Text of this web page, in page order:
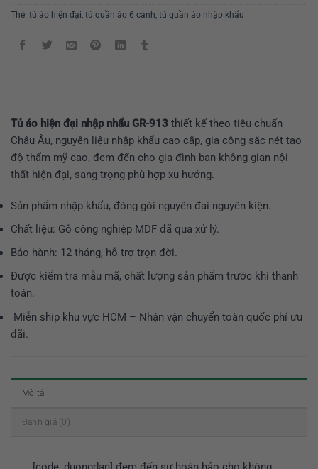
Thẻ: tủ áo hiện đại, tủ quần áo 6 cánh, tủ quần áo nhập khẩu
Tủ áo hiện đại nhập nhẩu GR-913 thiết kế theo tiêu chuẩn
Châu Âu, nguyên liệu nhập khẩu cao cấp, gia công sắc nét tạo
độ thẩm mỹ cao, đem đến cho gia đình bạn không gian nội
thất hiện đại, sang trọng phù hợp xu hướng.
Sản phẩm nhập khẩu, đóng gói nguyên đai nguyên kiện.
Chất liệu: Gỗ công nghiệp MDF đã qua xử lý.
Bảo hành: 12 tháng, hỗ trợ trọn đời.
Được kiểm tra mẫu mã, chất lượng sản phẩm trước khi thanh
toán.
Miễn ship khu vực HCM – Nhận vận chuyển toàn quốc phí ưu
đãi.
Mô tả
Đánh giá (0)